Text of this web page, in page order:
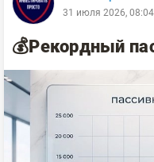
31 июля 2026, 08:04
💰Рекордный